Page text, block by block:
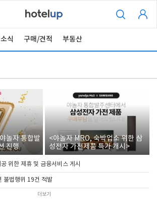
식 구매/견적 부동산
놀자 통합발
진행
<야놀자 MRO, 숙박업소 위한 삼
성전자 가전제품 특가 개시>
위한 제휴 및 금융서비스 게시
불법행위 19건 적발
더보기